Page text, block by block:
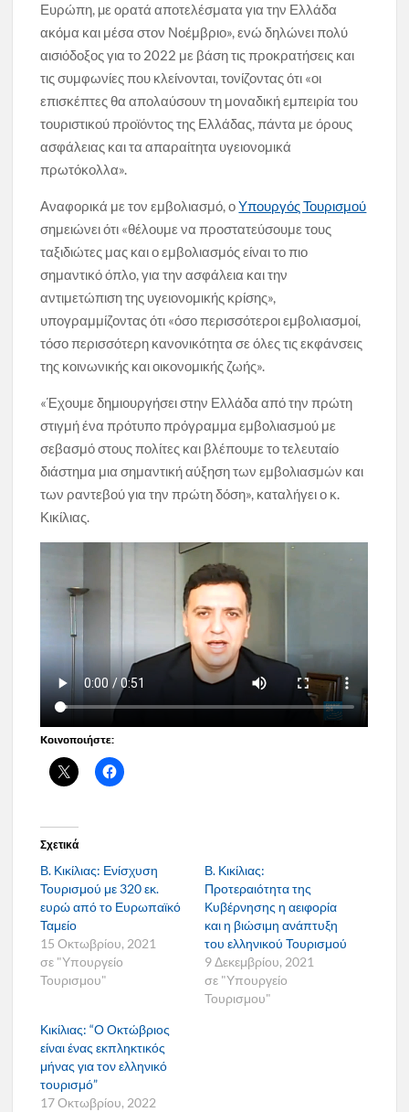
Ευρώπη, µε ορατά αποτελέσματα για την Ελλάδα
ακόμα και μέσα στον Νοέμβριο», ενώ δηλώνει πολύ
αισιόδοξος για το 2022 με βάση τις προκρατήσεις και
τις συμφωνίες που κλείνονται, τονίζοντας ότι «οι
επισκέπτες θα απολαύσουν τη μοναδική εμπειρία του
τουριστικού προϊόντος της Ελλάδας, πάντα με όρους
ασφάλειας και τα απαραίτητα υγειονομικά
πρωτόκολλα».
Αναφορικά με τον εμβολιασμό, οΥπουργός Τουρισμού
σημειώνει ότι «θέλουμε να προστατεύσουμε τους
ταξιδιώτες μας και ο εμβολιασμός είναι το πιο
σημαντικό όπλο, για την ασφάλεια και την
αντιμετώπιση της υγειονομικής κρίσης»,
υπογραμμίζοντας ότι «όσο περισσότεροι εμβολιασμοί,
τόσο περισσότερη κανονικότητα σε όλες τις εκφάνσεις
της κοινωνικής και οικονομικής ζωής».
«Έχουμε δημιουργήσει στην Ελλάδα από την πρώτη
στιγμή ένα πρότυπο πρόγραμμα εμβολιασμού με
σεβασμό στους πολίτες και βλέπουμε το τελευταίο
διάστημα μια σημαντική αύξηση των εμβολιασμών και
των ραντεβού για την πρώτη δόση», καταλήγει ο κ.
Κικίλιας.
Κοινοποιήστε:
Σχετικά
Β. Κικίλιας: Ενίσχυση
Τουρισμού με 320 εκ.
ευρώ από το Ευρωπαϊκό
Ταμείο
15 Οκτωβρίου, 2021
σε "Υπουργείο
Τουρισμου"
Β. Κικίλιας:
Προτεραιότητα της
Κυβέρνησης η αειφορία
και η βιώσιμη ανάπτυξη
του ελληνικού Τουρισμού
9 Δεκεμβρίου, 2021
σε "Υπουργείο
Τουρισμου"
Κικίλιας: “Ο Οκτώβριος
είναι ένας εκπληκτικός
μήνας για τον ελληνικό
τουρισμό”
17 Οκτωβρίου, 2022